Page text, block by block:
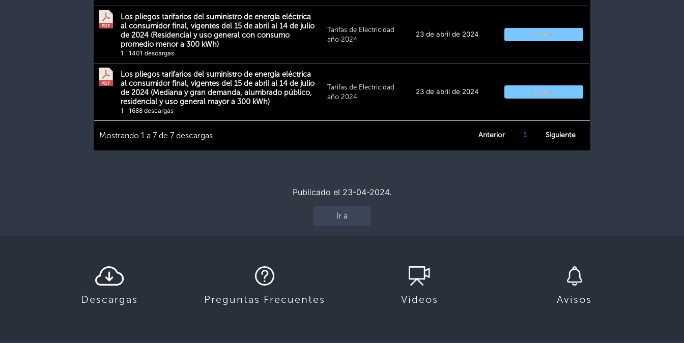
Los pliegos tarifarios del suministro de energía eléctrica
al consumidor final, vigentes del 15 de abril al 14 de julio
de 2024 (Residencial y uso general con consumo
promedio menor a 300 kWh)
1 1401 descargas
Tarifas de Electricidad
año 2024
23 de abril de 2024 Descargar
Los pliegos tarifarios del suministro de energía eléctrica
al consumidor final, vigentes del 15 de abril al 14 de julio
de 2024 (Mediana y gran demanda, alumbrado público,
residencial y uso general mayor a 300 kWh)
1 1688 descargas
Tarifas de Electricidad
año 2024
23 de abril de 2024 Descargar
Mostrando 1 a 7 de 7 descargas Anterior 1 Siguiente
Publicado el 23-04-2024.
Ir a
Descargas Preguntas Frecuentes Videos Avisos